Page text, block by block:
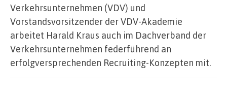
Verkehrsunternehmen (VDV) und
Vorstandsvorsitzender der VDV-Akademie
arbeitet Harald Kraus auch im Dachverband der
Verkehrsunternehmen federführend an
erfolgversprechenden Recruiting-Konzepten mit.